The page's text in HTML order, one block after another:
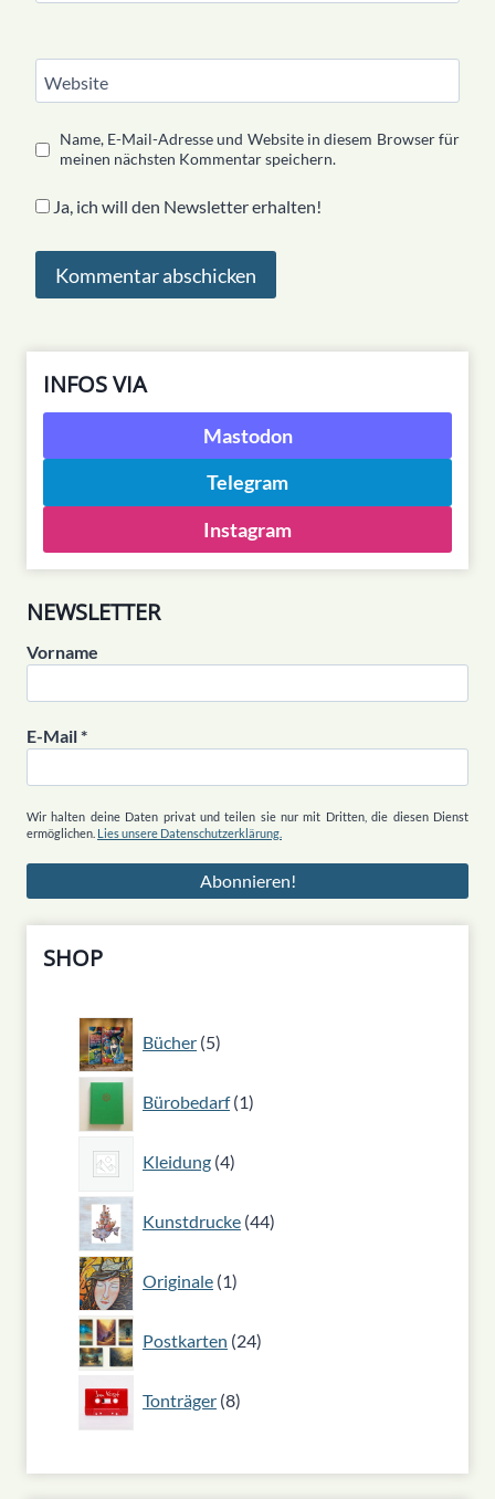
Website
Name, E-Mail-Adresse und Website in diesem Browser für
meinen nächsten Kommentar speichern.
Ja, ich will den Newsletter erhalten!
INFOS VIA
Mastodon
Telegram
Instagram
NEWSLETTER
Vorname
E-Mail*
Wir halten deine Daten privat und teilen sie nur mit Dritten, die diesen Dienst
ermöglichen. Lies unsere Datenschutzerklärung.
SHOP
Bücher 5
5
Produkte
Bürobedarf 1
1
Produkt
Kleidung 4
4
Produkte
Kunstdrucke 44
44
Produkte
Originale 1
1
Produkt
Postkarten 24
24
Produkte
Tonträger 8
8
Produkte